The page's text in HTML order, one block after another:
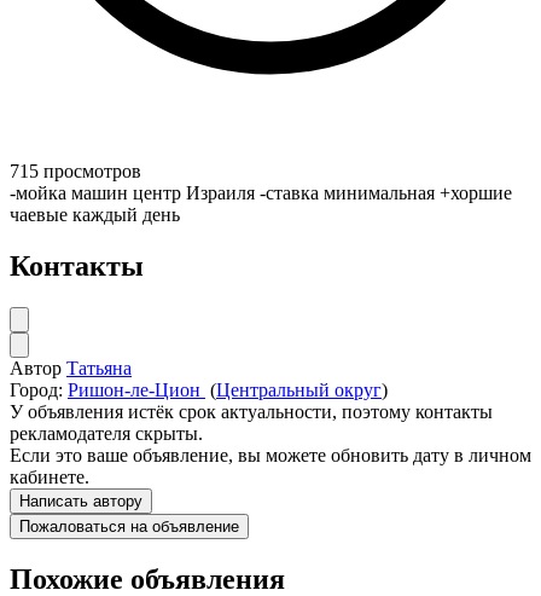
715 просмотров
-мойка машин центр Израиля -ставка минимальная +хоршие
чаевые каждый день
Контакты
Автор Татьяна
Город: Ришон-ле-Цион (Центральный округ)
У объявления истёк срок актуальности, поэтому контакты
рекламодателя скрыты.
Если это ваше объявление, вы можете обновить дату в личном
кабинете.
Написать автору
Пожаловаться на объявление
Похожие объявления